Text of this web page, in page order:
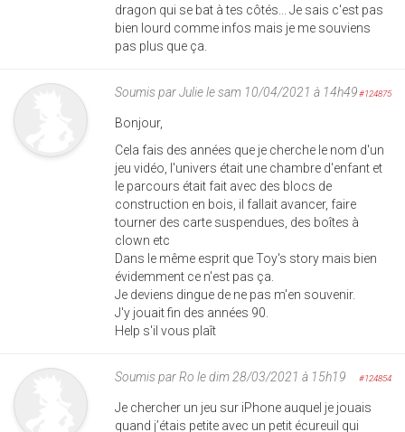
dragon qui se bat à tes côtés... Je sais c'est pas
bien lourd comme infos mais je me souviens
pas plus que ça.
Soumis parJuliele sam 10/04/2021 à 14h49#124875
Bonjour,
Cela fais des années que je cherche le nom d'un
jeu vidéo, l'univers était une chambre d'enfant et
le parcours était fait avec des blocs de
construction en bois, il fallait avancer, faire
tourner des carte suspendues, des boîtes à
clown etc
Dans le même esprit que Toy's story mais bien
évidemment ce n'est pas ça.
Je deviens dingue de ne pas m'en souvenir.
J'y jouait fin des années 90.
Help s'il vous plaît
Soumis parRo le dim 28/03/2021 à 15h19 #124854
Je chercher un jeu sur iPhone auquel je jouais
quand j’étais petite avec un petit écureuil qui